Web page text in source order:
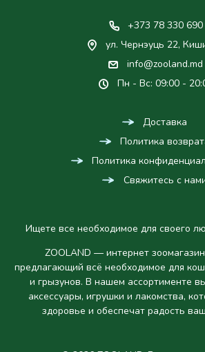
+373 78 330 690
ул. Чернэуць 22,
info@zooland.md
Пн - Вс: 09:00 -
Доставка
Политика
Политика
Свяжитесь с
Ищете все необходимое для своего
ZOOLAND — интернет
предлагающий всё необходимое для
и грызунов. В нашем ассортименте
аксессуары, игрушки и лакомства,
здоровье и обеспечат радость